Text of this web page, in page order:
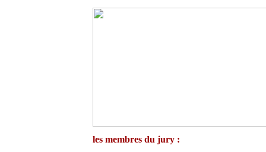
les membres du jury :